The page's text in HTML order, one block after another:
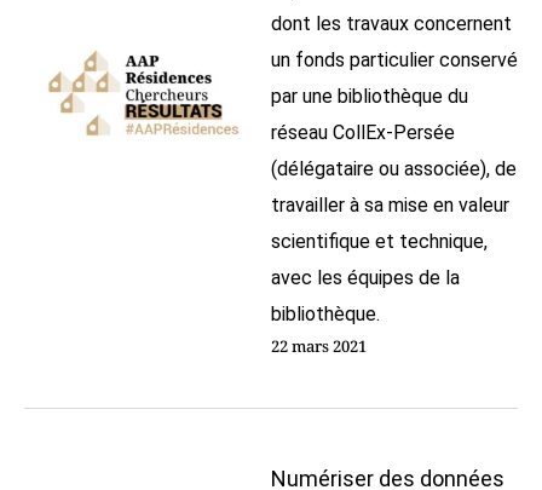
dont les travaux concernent
un fonds particulier conservé
par une bibliothèque du
réseau CollEx-Persée
(délégataire ou associée), de
travailler à sa mise en valeur
scientifique et technique,
avec les équipes de la
bibliothèque.
22 mars 2021
Numériser des données